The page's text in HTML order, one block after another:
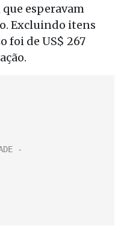
esperavam
Excluindo itens
foi de US$ 267